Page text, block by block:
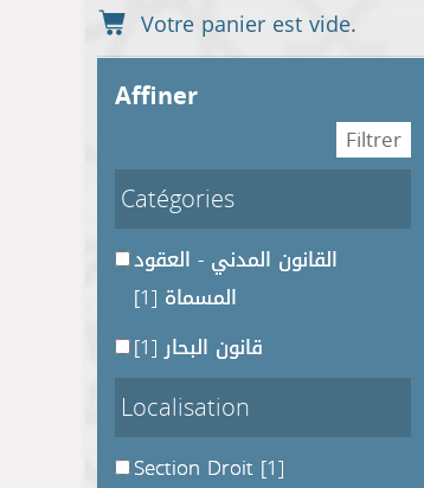
affiner
Catégories
القانون المدني - العقود
المسماة [1]
قانون البحار[1]
Localisation
Section Droit [1]